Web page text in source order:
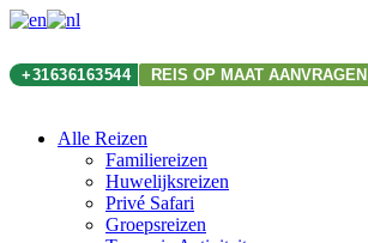
+31636163544 REIS OP MAAT AANVRAGEN
Alle Reizen
Familiereizen
Huwelijksreizen
Privé Safari
Groepsreizen